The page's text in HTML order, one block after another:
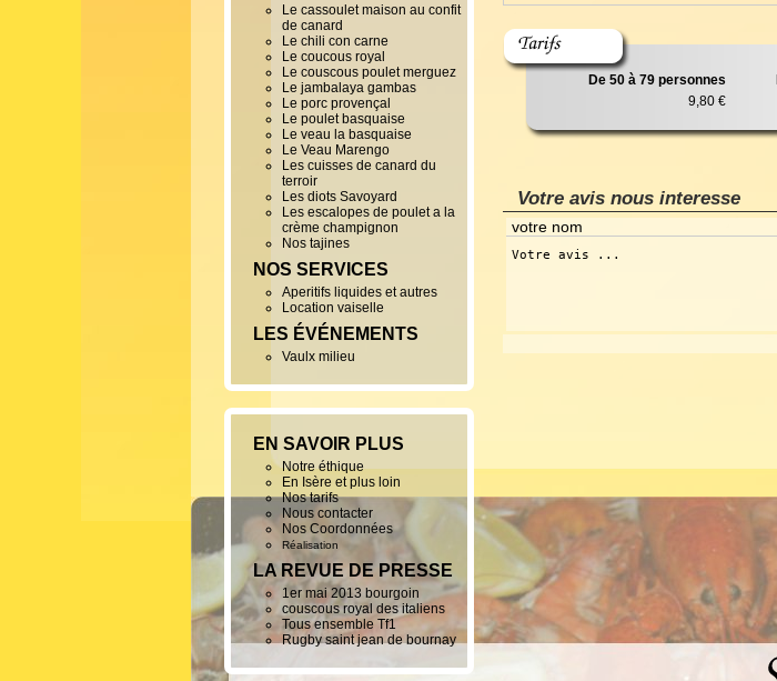
De 50 à 79 personnes
9,80 €
Votre avis nous interesse
Le cassoulet maison au confit
de canard
Le chili con carne
Le coucous royal
Le couscous poulet merguez
Le jambalaya gambas
Le porc provençal
Le poulet basquaise
Le veau la basquaise
Le Veau Marengo
Les cuisses de canard du
terroir
Les diots Savoyard
Les escalopes de poulet a la
crème champignon
Nos tajines
NOS SERVICES
Aperitifs liquides et autres
Location vaiselle
LES ÉVÉNEMENTS
Vaulx milieu
EN SAVOIR PLUS
Notre éthique
En Isère et plus loin
Nos tarifs
Nous contacter
Nos Coordonnées
Réalisation
LA REVUE DE PRESSE
1er mai 2013 bourgoin
couscous royal des italiens
Tous ensemble Tf1
Rugby saint jean de bournay